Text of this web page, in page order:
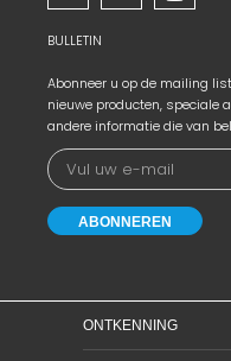
BULLETIN
Abonneer u op de mailing
nieuwe producten, speciale
andere informatie die van
ONTKENNING